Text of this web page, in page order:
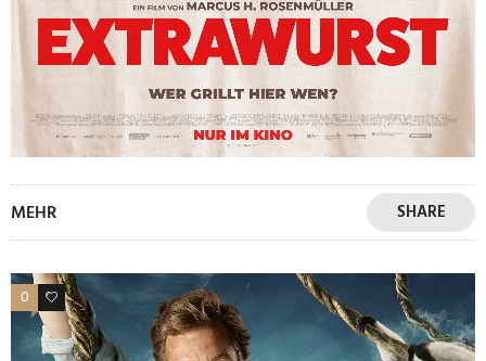
MEHR SHARE
0 0